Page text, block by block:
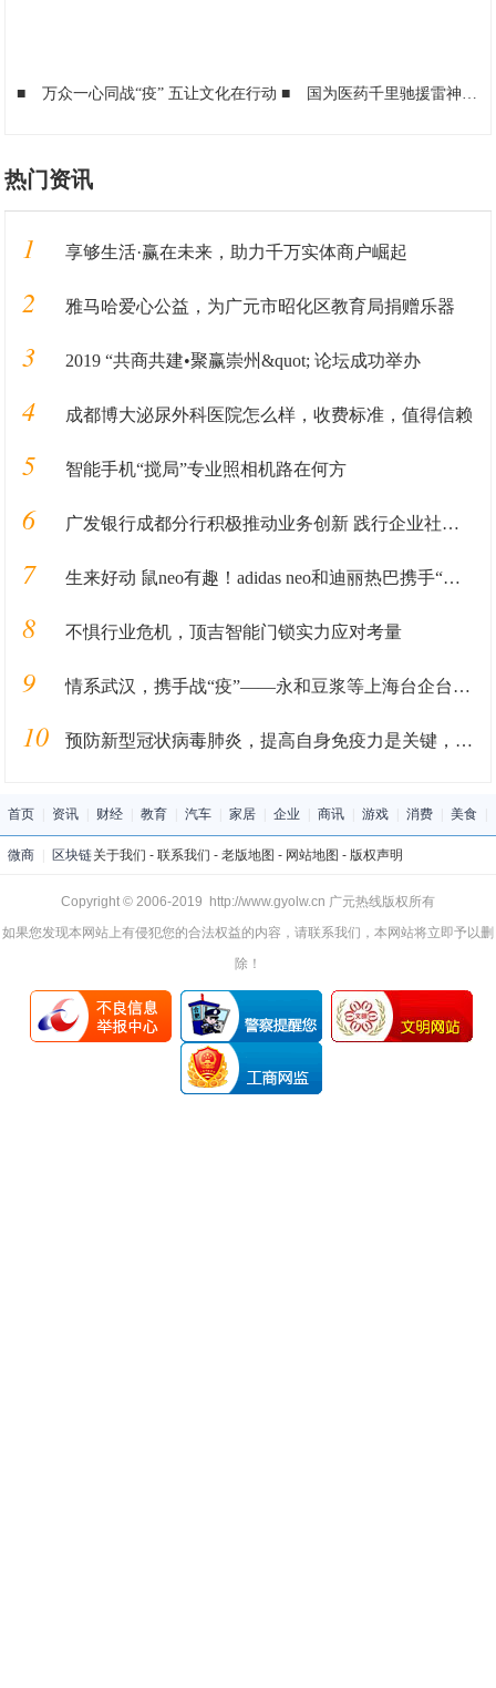
■ 万众一心同战“疫” 五让文化在行动■ 国为医药千里驰援雷神山，价值150万的急救药品捐赠川鄂一线
热门资讯
1 享够生活·赢在未来，助力千万实体商户崛起
2 雅马哈爱心公益，为广元市昭化区教育局捐赠乐器
3 2019 “共商共建•聚赢崇州&quot; 论坛成功举办
4 成都博大泌尿外科医院怎么样，收费标准，值得信赖
5 智能手机“搅局”专业照相机路在何方
6 广发银行成都分行积极推动业务创新 践行企业社会责任
7 生来好动 鼠neo有趣！adidas neo和迪丽热巴携手“米奇”突袭成都
8 不惧行业危机，顶吉智能门锁实力应对考量
9 情系武汉，携手战“疫”——永和豆浆等上海台企台商为武汉等疫区捐赠物资
10 预防新型冠状病毒肺炎，提高自身免疫力是关键，专家称多听音乐有助提升免疫力！
首页 资讯 财经 教育 汽车 家居 企业 商讯 游戏 消费 美食
微商 区块链关于我们 - 联系我们 - 老版地图 - 网站地图 - 版权声明
Copyright © 2006-2019 http://www.gyolw.cn 广元热线版权所有
如果您发现本网站上有侵犯您的合法权益的内容，请联系我们，本网站将立即予以删
除！